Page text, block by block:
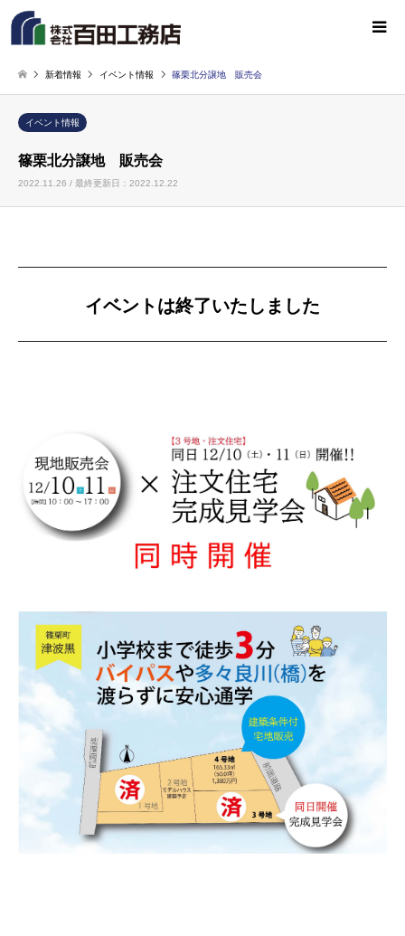
新着情報 イベント情報 篠栗北分譲地 販売会
イベント情報
篠栗北分譲地 販売会
2022.11.26 / 最終更新日：2022.12.22
イベントは終了いたしました